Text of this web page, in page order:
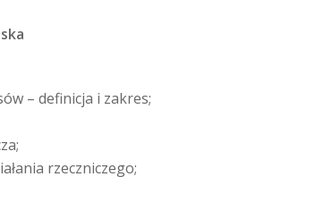
– definicja i zakres;
rzeczniczego;